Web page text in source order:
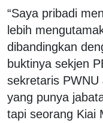
“Saya pribadi
lebih
dibandingkan
buktinya sekjen
sekretaris
yang punya
tapi seorang Kiai